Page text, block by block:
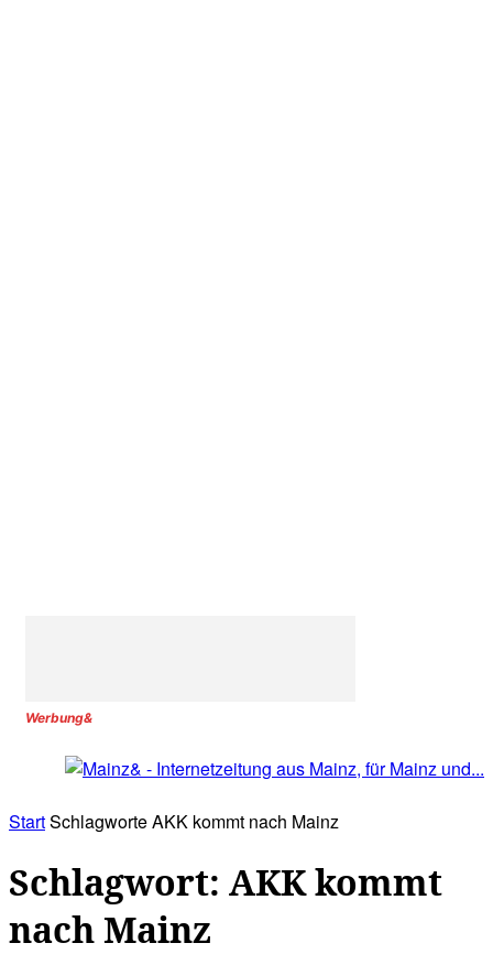
Werbung&
StartSchlagworteAKK kommt nach Mainz
Schlagwort: AKK kommt
nach Mainz